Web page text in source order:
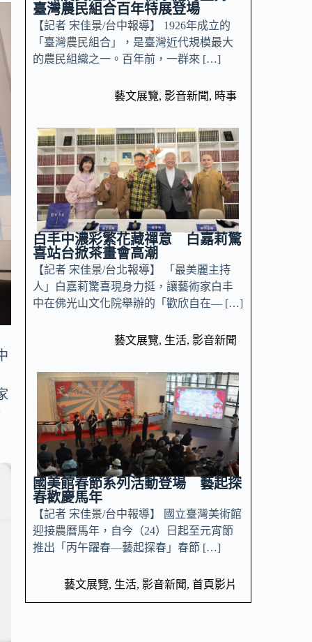
臺灣農民組合百年特展登場
【記者 宋佳景/台中報導】 1926年成立的
「臺灣農民組合」，是臺灣近代規模最大
的農民組織之一。百年前，一群來 […]
藝文展覽, 影音新聞, 時事
白丰中濃彩繁花藏禪意 白嘉莉驚
喜站台掀茶畫會高潮
【記者 宋佳景/台北報導】 「最美麗主持
人」白嘉莉驚喜現身力挺，讓藝術家白丰
中在佛光山文化院舉辦的「歡欣自在— […]
藝文展覽, 生活, 影音新聞
國美館春節系列活動登場 藝起探
春歡慶馬年
【記者 宋佳景/台中報導】 國立臺灣美術館
迎接農曆馬年，自今（24）日起至元宵節
推出「丙午躍春—藝起探春」春節 […]
藝文展覽, 生活, 影音新聞, 首頁影片